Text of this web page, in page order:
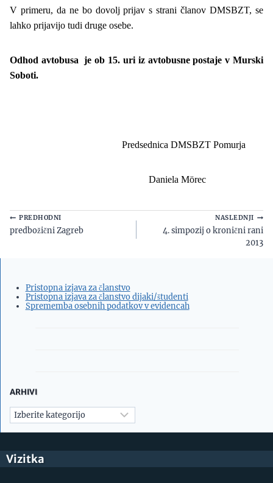
V primeru, da ne bo dovolj prijav s strani članov DMSBZT, se
lahko prijavijo tudi druge osebe.
Odhod avtobusa je ob 15. uri iz avtobusne postaje v Murski
Soboti.
Predsednica DMSBZT Pomurja
Daniela Mörec
Navigacija
prispevka
PREDHODNI
predbožični Zagreb
NASLEDNJI
4. simpozij o kronični rani
2013
Pristopna izjava za članstvo
Pristopna izjava za članstvo dijaki/študenti
Sprememba osebnih podatkov v evidencah
ARHIVI
Arhivi
Vizitka